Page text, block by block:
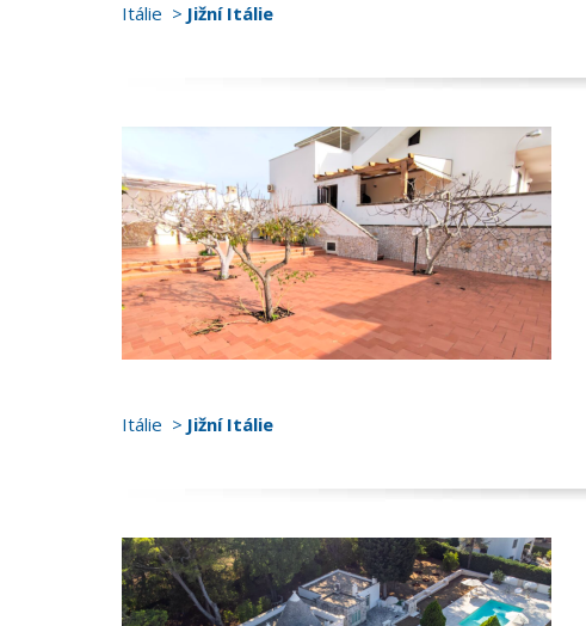
Itálie Jižní Itálie
Itálie Jižní Itálie